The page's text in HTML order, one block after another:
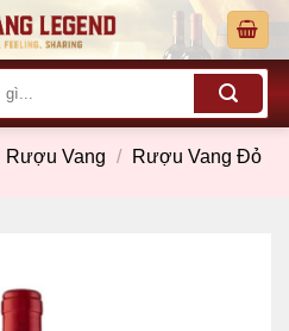
Rượu Vang / Rượu Vang Đỏ